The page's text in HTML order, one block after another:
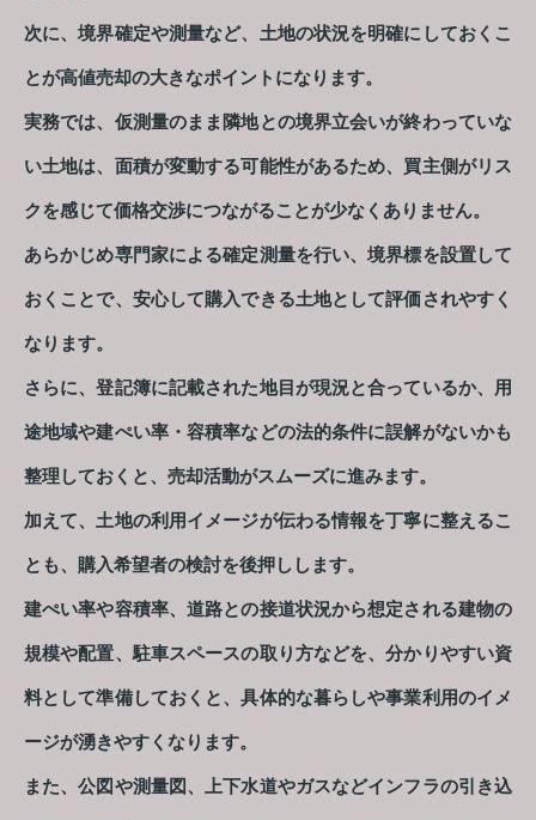
次に、境界確定や測量など、土地の状況を明確にしておくこ
とが高値売却の大きなポイントになります。
実務では、仮測量のまま隣地との境界立会いが終わっていな
い土地は、面積が変動する可能性があるため、買主側がリス
クを感じて価格交渉につながることが少なくありません。
あらかじめ専門家による確定測量を行い、境界標を設置して
おくことで、安心して購入できる土地として評価されやすく
なります。
さらに、登記簿に記載された地目が現況と合っているか、用
途地域や建ぺい率・容積率などの法的条件に誤解がないかも
整理しておくと、売却活動がスムーズに進みます。
加えて、土地の利用イメージが伝わる情報を丁寧に整えるこ
とも、購入希望者の検討を後押しします。
建ぺい率や容積率、道路との接道状況から想定される建物の
規模や配置、駐車スペースの取り方などを、分かりやすい資
料として準備しておくと、具体的な暮らしや事業利用のイメ
ージが湧きやすくなります。
また、公図や測量図、上下水道やガスなどインフラの引き込